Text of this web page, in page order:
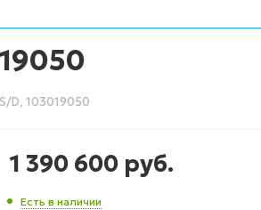
D, 103019050
1 390 600 руб.
Есть в наличии